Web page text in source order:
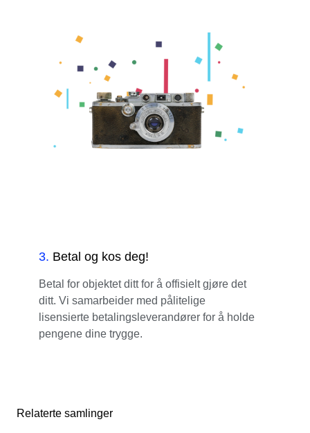
3. Betal og kos deg!
Betal for objektet ditt for å offisielt gjøre det
ditt. Vi samarbeider med pålitelige
lisensierte betalingsleverandører for å holde
pengene dine trygge.
Relaterte samlinger